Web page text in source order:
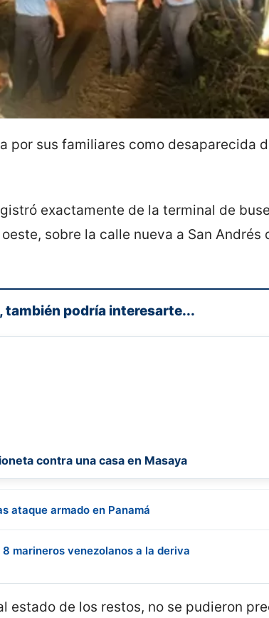
por sus familiares como desaparecida
exactamente de la terminal de
sobre la calle nueva a San Andrés
también podría interesarte...
contra una casa en Masaya
ataque armado en Panamá
marineros venezolanos a la deriva
estado de los restos, no se pudieron